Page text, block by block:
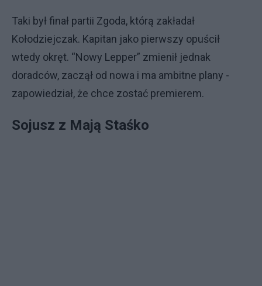
Taki był finał partii Zgoda, którą zakładał
Kołodziejczak. Kapitan jako pierwszy opuścił
wtedy okręt. “Nowy Lepper” zmienił jednak
doradców, zaczął od nowa i ma ambitne plany -
zapowiedział, że chce zostać premierem.
Sojusz z Mają Staśko